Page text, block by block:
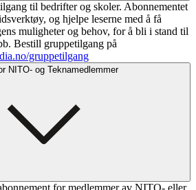
til bedrifter og skoler. Abonnementet
og hjelpe leserne med å få
muligheter og behov, for å bli i stand til
Bestill gruppetilgang på
gruppetilgang
NITO- og Teknamedlemmer